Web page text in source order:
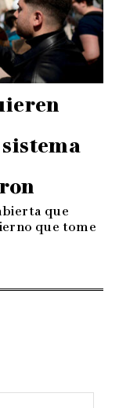
que
que tome